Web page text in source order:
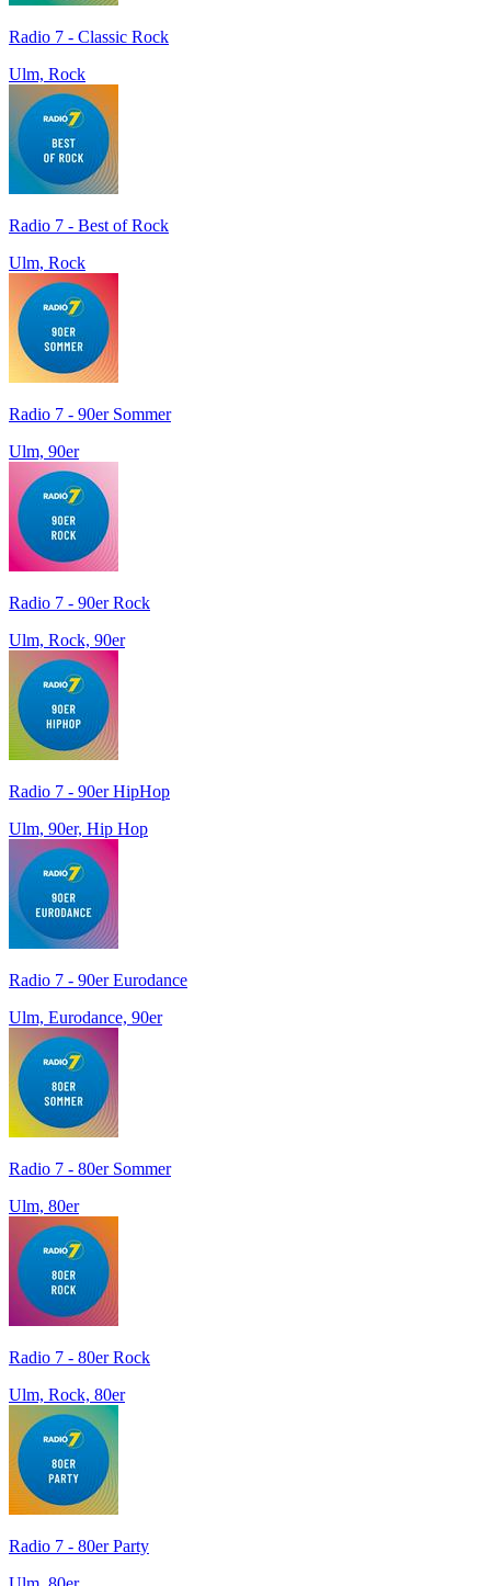
Radio 7 - Classic Rock
Ulm, Rock
Radio 7 - Best of Rock
Ulm, Rock
Radio 7 - 90er Sommer
Ulm, 90er
Radio 7 - 90er Rock
Ulm, Rock, 90er
Radio 7 - 90er HipHop
Ulm, 90er, Hip Hop
Radio 7 - 90er Eurodance
Ulm, Eurodance, 90er
Radio 7 - 80er Sommer
Ulm, 80er
Radio 7 - 80er Rock
Ulm, Rock, 80er
Radio 7 - 80er Party